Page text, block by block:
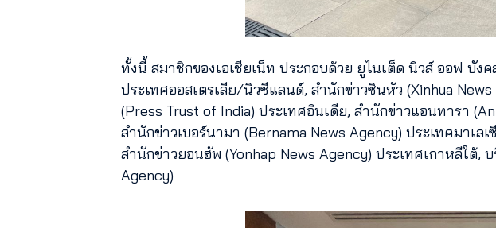
ทั้งนี้ สมาชิกของเอเชียเน็ท ประกอบด้วย ยูไนเต็ด นิวส์ ออฟ บัง
ประเทศออสเตรเลีย/นิวซีแลนด์, สำนักข่าวซินหัว (Xinhua
(Press Trust of India) ประเทศอินเดีย, สำนักข่าวแอนทารา
สำนักข่าวเบอร์นามา (Bernama News Agency) ประเทศมาเ
สำนักข่าวยอนฮัพ (Yonhap News Agency) ประเทศเกาหลีใต้,
Agency)